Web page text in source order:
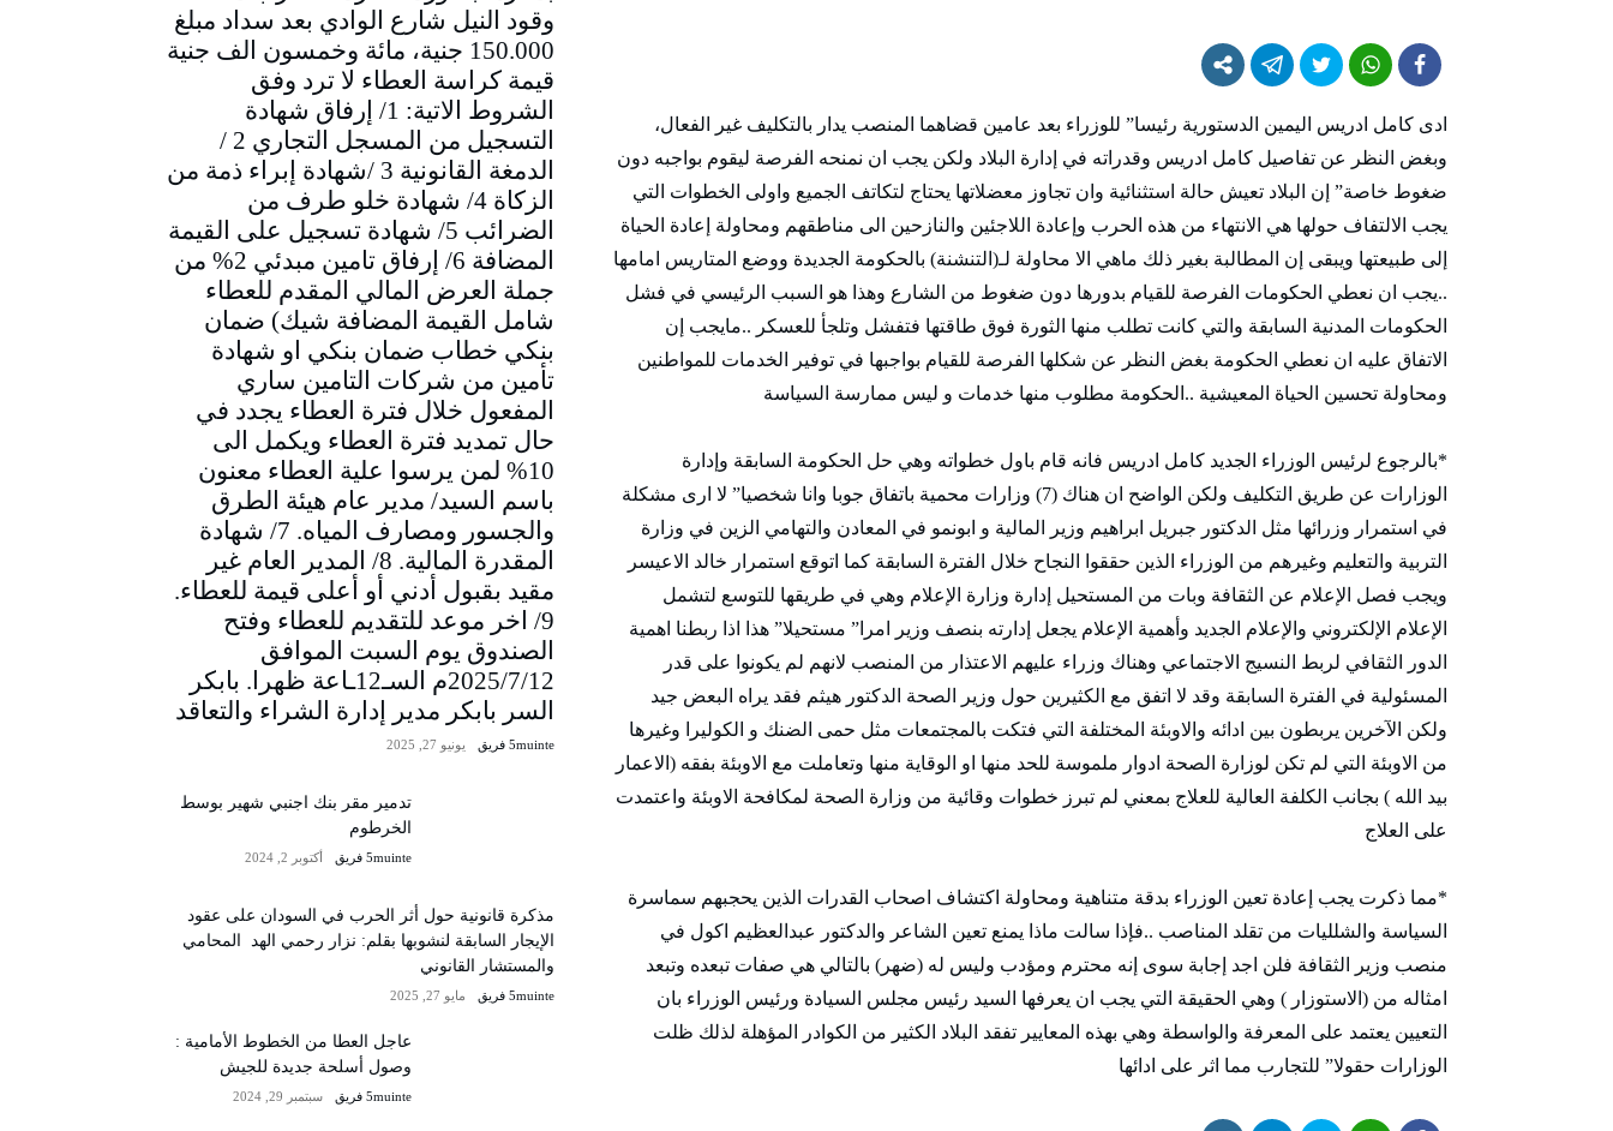
ادى كامل ادريس اليمين الدستورية رئيسا” للوزراء بعد عامين قضاهما المنصب يدار بالتكليف غير الفعال،
وبغض النظر عن تفاصيل كامل ادريس وقدراته في إدارة البلاد ولكن يجب ان نمنحه الفرصة ليقوم بواجبه دون
ضغوط خاصة” إن البلاد تعيش حالة استثنائية وان تجاوز معضلاتها يحتاج لتكاتف الجميع واولى الخطوات التي
يجب الالتفاف حولها هي الانتهاء من هذه الحرب وإعادة اللاجئين والنازحين الى مناطقهم ومحاولة إعادة الحياة
إلى طبيعتها ويبقى إن المطالبة بغير ذلك ماهي الا محاولة لـ(التنشنة) بالحكومة الجديدة ووضع المتاريس امامها
..يجب ان نعطي الحكومات الفرصة للقيام بدورها دون ضغوط من الشارع وهذا هو السبب الرئيسي في فشل
الحكومات المدنية السابقة والتي كانت تطلب منها الثورة فوق طاقتها فتفشل وتلجأ للعسكر ..مايجب إن
الاتفاق عليه ان نعطي الحكومة بغض النظر عن شكلها الفرصة للقيام بواجبها في توفير الخدمات للمواطنين
ومحاولة تحسين الحياة المعيشية ..الحكومة مطلوب منها خدمات و ليس ممارسة السياسة
*بالرجوع لرئيس الوزراء الجديد كامل ادريس فانه قام باول خطواته وهي حل الحكومة السابقة وإدارة
الوزارات عن طريق التكليف ولكن الواضح ان هناك (7) وزارات محمية باتفاق جوبا وانا شخصيا” لا ارى مشكلة
في استمرار وزرائها مثل الدكتور جبريل ابراهيم وزير المالية و ابونمو في المعادن والتهامي الزين في وزارة
التربية والتعليم وغيرهم من الوزراء الذين حققوا النجاح خلال الفترة السابقة كما اتوقع استمرار خالد الاعيسر
ويجب فصل الإعلام عن الثقافة وبات من المستحيل إدارة وزارة الإعلام وهي في طريقها للتوسع لتشمل
الإعلام الإلكتروني والإعلام الجديد وأهمية الإعلام يجعل إدارته بنصف وزير امرا” مستحيلا” هذا اذا ربطنا اهمية
الدور الثقافي لربط النسيج الاجتماعي وهناك وزراء عليهم الاعتذار من المنصب لانهم لم يكونوا على قدر
المسئولية في الفترة السابقة وقد لا اتفق مع الكثيرين حول وزير الصحة الدكتور هيثم فقد يراه البعض جيد
ولكن الآخرين يربطون بين ادائه والاوبئة المختلفة التي فتكت بالمجتمعات مثل حمى الضنك و الكوليرا وغيرها
من الاوبئة التي لم تكن لوزارة الصحة ادوار ملموسة للحد منها او الوقاية منها وتعاملت مع الاوبئة بفقه (الاعمار
بيد الله ) بجانب الكلفة العالية للعلاج بمعني لم تبرز خطوات وقائية من وزارة الصحة لمكافحة الاوبئة واعتمدت
على العلاج
*مما ذكرت يجب إعادة تعين الوزراء بدقة متناهية ومحاولة اكتشاف اصحاب القدرات الذين يحجبهم سماسرة
السياسة والشلليات من تقلد المناصب ..فإذا سالت ماذا يمنع تعين الشاعر والدكتور عبدالعظيم اكول في
منصب وزير الثقافة فلن اجد إجابة سوى إنه محترم ومؤدب وليس له (ضهر) بالتالي هي صفات تبعده وتبعد
امثاله من (الاستوزار ) وهي الحقيقة التي يجب ان يعرفها السيد رئيس مجلس السيادة ورئيس الوزراء بان
التعيين يعتمد على المعرفة والواسطة وهي بهذه المعايير تفقد البلاد الكثير من الكوادر المؤهلة لذلك ظلت
الوزارات حقولا” للتجارب مما اثر على ادائها
وقود النيل شارع الوادي بعد سداد مبلغ
150.000 جنية، مائة وخمسون الف جنية
قيمة كراسة العطاء لا ترد وفق
الشروط الاتية: 1/ إرفاق شهادة
التسجيل من المسجل التجاري 2 /
الدمغة القانونية 3 /شهادة إبراء ذمة من
الزكاة 4/ شهادة خلو طرف من
الضرائب 5/ شهادة تسجيل على القيمة
المضافة 6/ إرفاق تامين مبدئي 2% من
جملة العرض المالي المقدم للعطاء
شامل القيمة المضافة شيك) ضمان
بنكي خطاب ضمان بنكي او شهادة
تأمين من شركات التامين ساري
المفعول خلال فترة العطاء يجدد في
حال تمديد فترة العطاء ويكمل الى
10% لمن يرسوا علية العطاء معنون
باسم السيد/ مدير عام هيئة الطرق
والجسور ومصارف المياه. 7/ شهادة
المقدرة المالية. 8/ المدير العام غير
مقيد بقبول أدني أو أعلى قيمة للعطاء.
9/ اخر موعد للتقديم للعطاء وفتح
الصندوق يوم السبت الموافق
2025/7/12م السـ12ـاعة ظهرا. بابكر
السر بابكر مدير إدارة الشراء والتعاقد
5muinte فريق يونيو 27, 2025
تدمير مقر بنك اجنبي شهير بوسط
الخرطوم
5muinte فريق أكتوبر 2, 2024
مذكرة قانونية حول أثر الحرب في السودان على عقود
الإيجار السابقة لنشوبها بقلم: نزار رحمي الهد المحامي
والمستشار القانوني
5muinte فريق مايو 27, 2025
عاجل العطا من الخطوط الأمامية :
وصول أسلحة جديدة للجيش
5muinte فريق سبتمبر 29, 2024